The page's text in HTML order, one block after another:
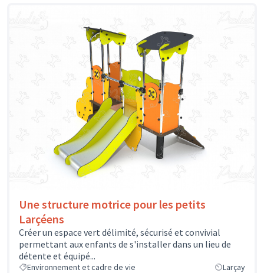
Une structure motrice pour les petits
Larçéens
Créer un espace vert délimité, sécurisé et convivial
permettant aux enfants de s'installer dans un lieu de
détente et équipé...
Environnement et cadre de vie Larçay